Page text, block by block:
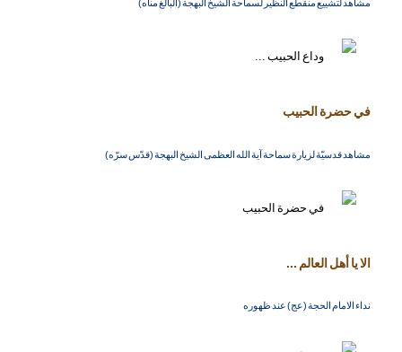
مشاهد لتشييع منقطع النظير لسماحة الشيخ البهجة (البالغ مناه)
في حضرة الحبيب
مشاهد قدسيّة لزيارة سماحة آية الله العظمى الشيخ البهجة (قدّس سرّه)
الا يا أهل العالم ...
نداء الامام الحجة (عج) عند ظهوره